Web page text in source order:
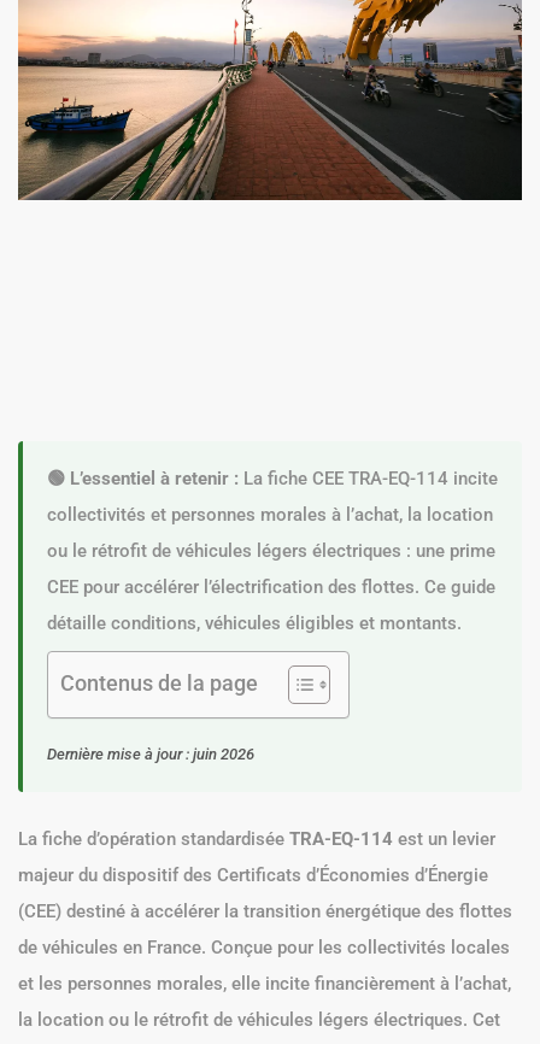
🟢 L’essentiel à retenir : La fiche CEE TRA-EQ-114 incite
collectivités et personnes morales à l’achat, la location
ou le rétrofit de véhicules légers électriques : une prime
CEE pour accélérer l’électrification des flottes. Ce guide
détaille conditions, véhicules éligibles et montants.
Contenus de la page
Dernière mise à jour : juin 2026
La fiche d’opération standardisée TRA-EQ-114 est un levier
majeur du dispositif des Certificats d’Économies d’Énergie
(CEE) destiné à accélérer la transition énergétique des flottes
de véhicules en France. Conçue pour les collectivités locales
et les personnes morales, elle incite financièrement à l’achat,
la location ou le rétrofit de véhicules légers électriques. Cet